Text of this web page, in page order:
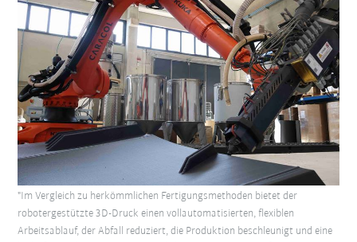
"Im Vergleich zu herkömmlichen Fertigungsmethoden bietet der
robotergestützte 3D-Druck einen vollautomatisierten, flexiblen
Arbeitsablauf, der Abfall reduziert, die Produktion beschleunigt und eine